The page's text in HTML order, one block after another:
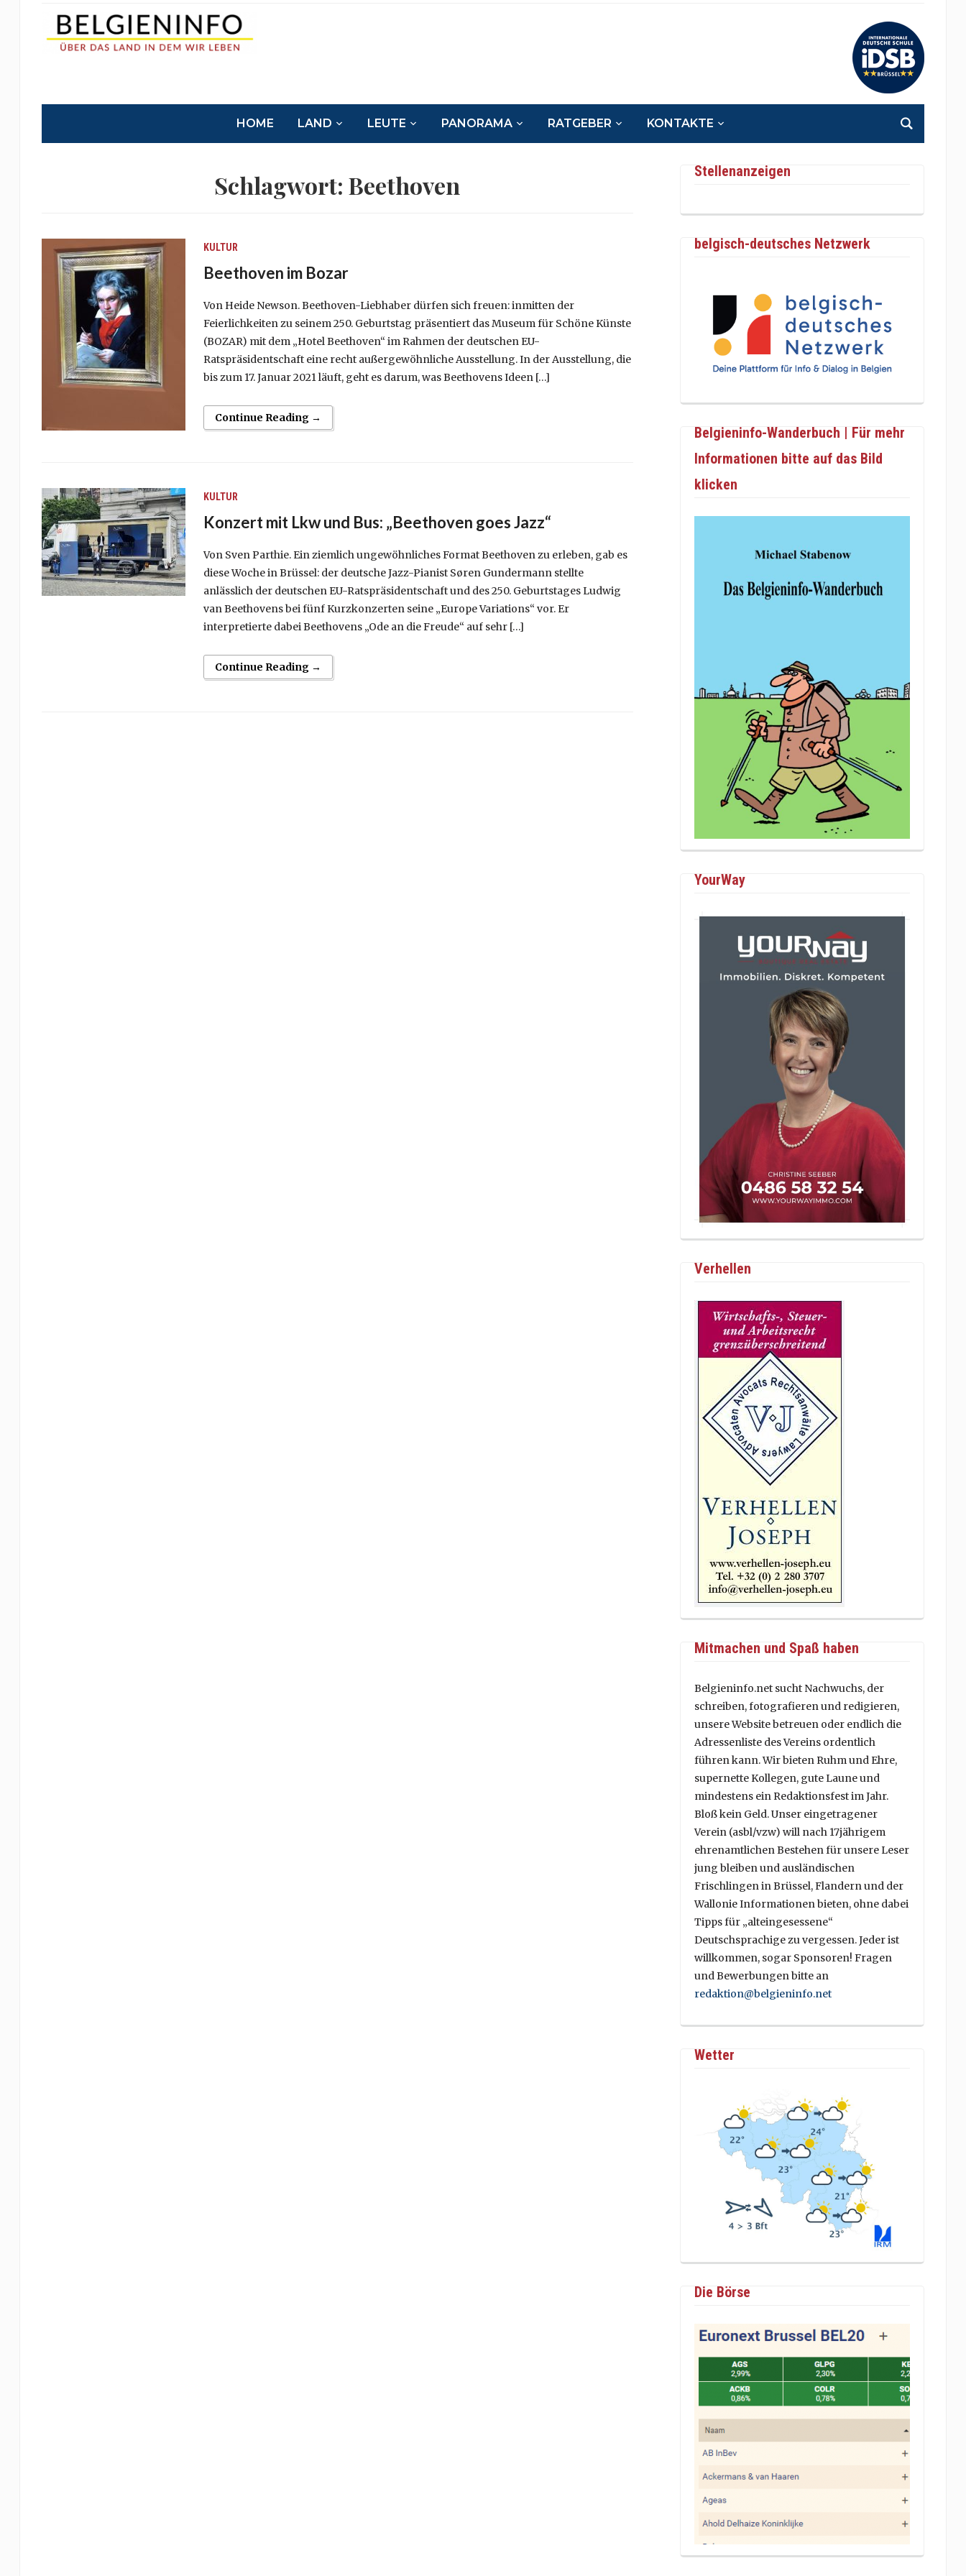
HOME LAND LEUTE PANORAMA RATGEBER KONTAKTE
Schlagwort:Beethoven
KULTUR
Beethoven im Bozar
Von Heide Newson. Beethoven-Liebhaber dürfen sich freuen: inmitten der
Feierlichkeiten zu seinem 250. Geburtstag präsentiert das Museum für Schöne Künste
(BOZAR) mit dem „Hotel Beethoven“ im Rahmen der deutschen EU-
Ratspräsidentschaft eine recht außergewöhnliche Ausstellung. In der Ausstellung, die
bis zum 17. Januar 2021 läuft, geht es darum, was Beethovens Ideen […]
Continue Reading →
KULTUR
Konzert mit Lkw und Bus: „Beethoven goes Jazz“
Von Sven Parthie. Ein ziemlich ungewöhnliches Format Beethoven zu erleben, gab es
diese Woche in Brüssel: der deutsche Jazz-Pianist Søren Gundermann stellte
anlässlich der deutschen EU-Ratspräsidentschaft und des 250. Geburtstages Ludwig
van Beethovens bei fünf Kurzkonzerten seine „Europe Variations“ vor. Er
interpretierte dabei Beethovens „Ode an die Freude“ auf sehr […]
Continue Reading →
Stellenanzeigen
belgisch-deutsches Netzwerk
Belgieninfo-Wanderbuch | Für mehr
Informationen bitte auf das Bild
klicken
YourWay
Verhellen
Mitmachen und Spaß haben
Belgieninfo.net sucht Nachwuchs, der
schreiben, fotografieren und redigieren,
unsere Website betreuen oder endlich die
Adressenliste des Vereins ordentlich
führen kann. Wir bieten Ruhm und Ehre,
supernette Kollegen, gute Laune und
mindestens ein Redaktionsfest im Jahr.
Bloß kein Geld. Unser eingetragener
Verein (asbl/vzw) will nach 17jährigem
ehrenamtlichen Bestehen für unsere Leser
jung bleiben und ausländischen
Frischlingen in Brüssel, Flandern und der
Wallonie Informationen bieten, ohne dabei
Tipps für „alteingesessene“
Deutschsprachige zu vergessen. Jeder ist
willkommen, sogar Sponsoren! Fragen
und Bewerbungen bitte an
redaktion@belgieninfo.net
Wetter
Die Börse